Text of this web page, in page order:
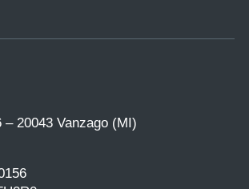
20043 Vanzago (MI)